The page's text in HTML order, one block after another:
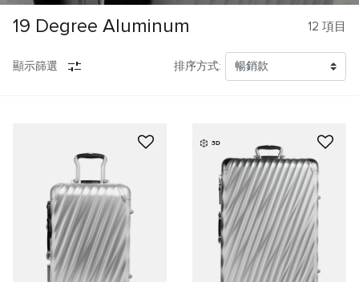
19 Degree Aluminum 12 項目
顯示篩選 排序方式:
3D